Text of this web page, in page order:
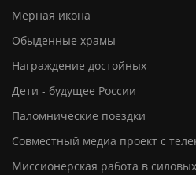
Мерная икона
Обыденные храмы
Награждение достойных
Дети - будущее России
Паломнические поездки
Совместный медиа проект с
Миссионерская работа в